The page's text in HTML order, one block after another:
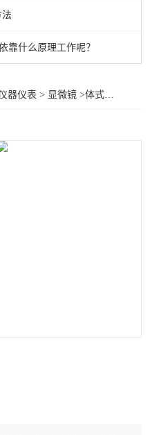
法
靠什么原理工作呢？
器仪表 > 显微镜 >体式显微镜